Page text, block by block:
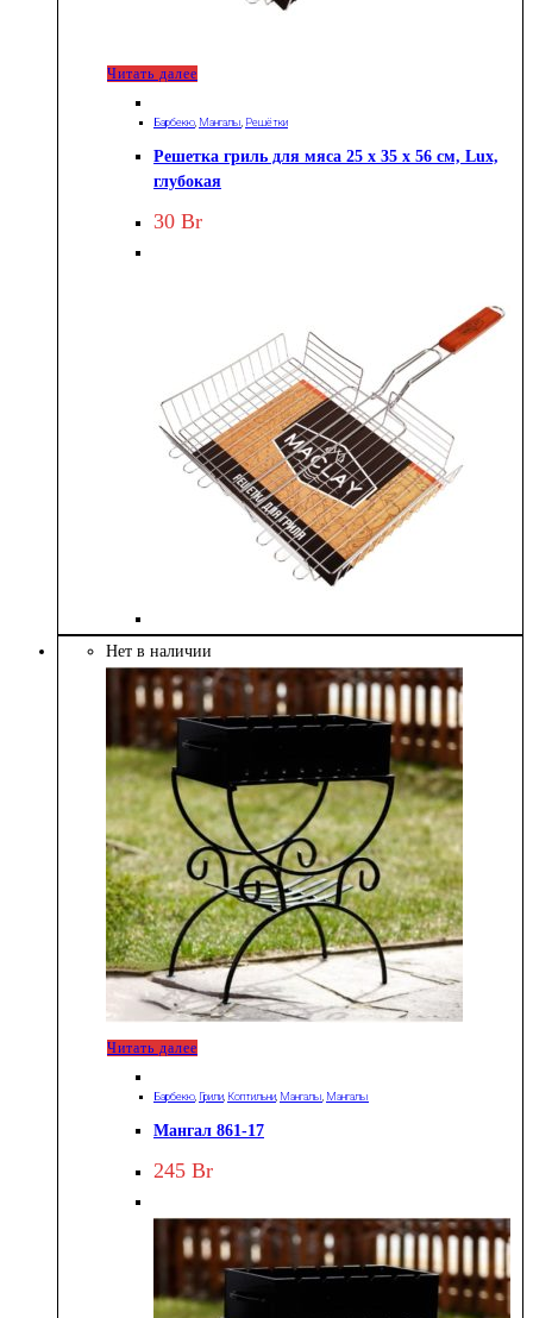
Читать далее
Барбекю Мангалы Решётки
Решетка гриль для мяса 25 х 35 х 56 см, Lux,
глубокая
30 Br
Нет в наличии
Читать далее
Барбекю Грили Коптильни Мангалы Мангалы
Мангал 861-17
245 Br